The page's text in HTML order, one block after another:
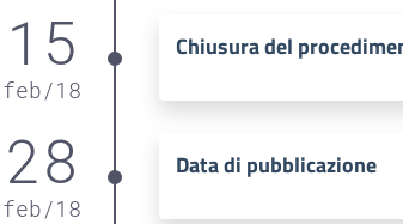
15
feb/18
Chiusura del
28
feb/18
Data di pubblicazione